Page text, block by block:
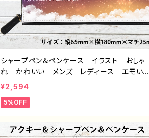
シャープペン＆ペンケース イラスト おしゃ
れ かわいい メンズ レディース エモい
おすすめ 個性的 綺麗 人気 イラストレー
ター クリエイター 絵師 オリジナル デザ
イン グッズ タイトル：黄昏セット（シャープペ
¥2,594
5%OFF